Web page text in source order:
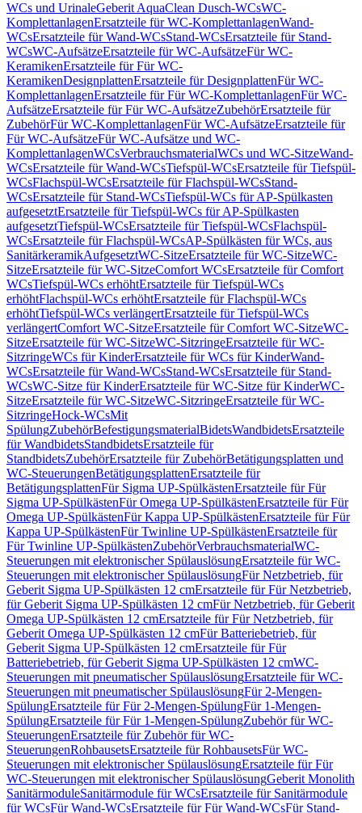
WCs und UrinaleGeberit AquaClean Dusch-WCsWC-
KomplettanlagenErsatzteile für WC-KomplettanlagenWand-
WCsErsatzteile für Wand-WCsStand-WCsErsatzteile für Stand-
WCsWC-AufsätzeErsatzteile für WC-AufsätzeFür WC-
KeramikenErsatzteile für Für WC-
KeramikenDesignplattenErsatzteile für DesignplattenFür WC-
KomplettanlagenErsatzteile für Für WC-KomplettanlagenFür WC-
AufsätzeErsatzteile für Für WC-AufsätzeZubehörErsatzteile für
ZubehörFür WC-KomplettanlagenFür WC-AufsätzeErsatzteile für
Für WC-AufsätzeFür WC-Aufsätze und WC-
KomplettanlagenWCsVerbrauchsmaterialWCs und WC-SitzeWand-
WCsErsatzteile für Wand-WCsTiefspül-WCsErsatzteile für Tiefspül-
WCsFlachspül-WCsErsatzteile für Flachspül-WCsStand-
WCsErsatzteile für Stand-WCsTiefspül-WCs für AP-Spülkasten
aufgesetztErsatzteile für Tiefspül-WCs für AP-Spülkasten
aufgesetztTiefspül-WCsErsatzteile für Tiefspül-WCsFlachspül-
WCsErsatzteile für Flachspül-WCsAP-Spülkästen für WCs, aus
SanitärkeramikAufgesetztWC-SitzeErsatzteile für WC-SitzeWC-
SitzeErsatzteile für WC-SitzeComfort WCsErsatzteile für Comfort
WCsTiefspül-WCs erhöhtErsatzteile für Tiefspül-WCs
erhöhtFlachspül-WCs erhöhtErsatzteile für Flachspül-WCs
erhöhtTiefspül-WCs verlängertErsatzteile für Tiefspül-WCs
verlängertComfort WC-SitzeErsatzteile für Comfort WC-SitzeWC-
SitzeErsatzteile für WC-SitzeWC-SitzringeErsatzteile für WC-
SitzringeWCs für KinderErsatzteile für WCs für KinderWand-
WCsErsatzteile für Wand-WCsStand-WCsErsatzteile für Stand-
WCsWC-Sitze für KinderErsatzteile für WC-Sitze für KinderWC-
SitzeErsatzteile für WC-SitzeWC-SitzringeErsatzteile für WC-
SitzringeHock-WCsMit
SpülungZubehörBefestigungsmaterialBidetsWandbidetsErsatzteile
für WandbidetsStandbidetsErsatzteile für
StandbidetsZubehörErsatzteile für ZubehörBetätigungsplatten und
WC-SteuerungenBetätigungsplattenErsatzteile für
BetätigungsplattenFür Sigma UP-SpülkästenErsatzteile für Für
Sigma UP-SpülkästenFür Omega UP-SpülkästenErsatzteile für Für
Omega UP-SpülkästenFür Kappa UP-SpülkästenErsatzteile für Für
Kappa UP-SpülkästenFür Twinline UP-SpülkästenErsatzteile für
Für Twinline UP-SpülkästenZubehörVerbrauchsmaterialWC-
Steuerungen mit elektronischer SpülauslösungErsatzteile für WC-
Steuerungen mit elektronischer SpülauslösungFür Netzbetrieb, für
Geberit Sigma UP-Spülkästen 12 cmErsatzteile für Für Netzbetrieb,
für Geberit Sigma UP-Spülkästen 12 cmFür Netzbetrieb, für Geberit
Omega UP-Spülkästen 12 cmErsatzteile für Für Netzbetrieb, für
Geberit Omega UP-Spülkästen 12 cmFür Batteriebetrieb, für
Geberit Sigma UP-Spülkästen 12 cmErsatzteile für Für
Batteriebetrieb, für Geberit Sigma UP-Spülkästen 12 cmWC-
Steuerungen mit pneumatischer SpülauslösungErsatzteile für WC-
Steuerungen mit pneumatischer SpülauslösungFür 2-Mengen-
SpülungErsatzteile für Für 2-Mengen-SpülungFür 1-Mengen-
SpülungErsatzteile für Für 1-Mengen-SpülungZubehör für WC-
SteuerungenErsatzteile für Zubehör für WC-
SteuerungenRohbausetsErsatzteile für RohbausetsFür WC-
Steuerungen mit elektronischer SpülauslösungErsatzteile für Für
WC-Steuerungen mit elektronischer SpülauslösungGeberit Monolith
SanitärmoduleSanitärmodule für WCsErsatzteile für Sanitärmodule
für WCsFür Wand-WCsErsatzteile für Für Wand-WCsFür Stand-